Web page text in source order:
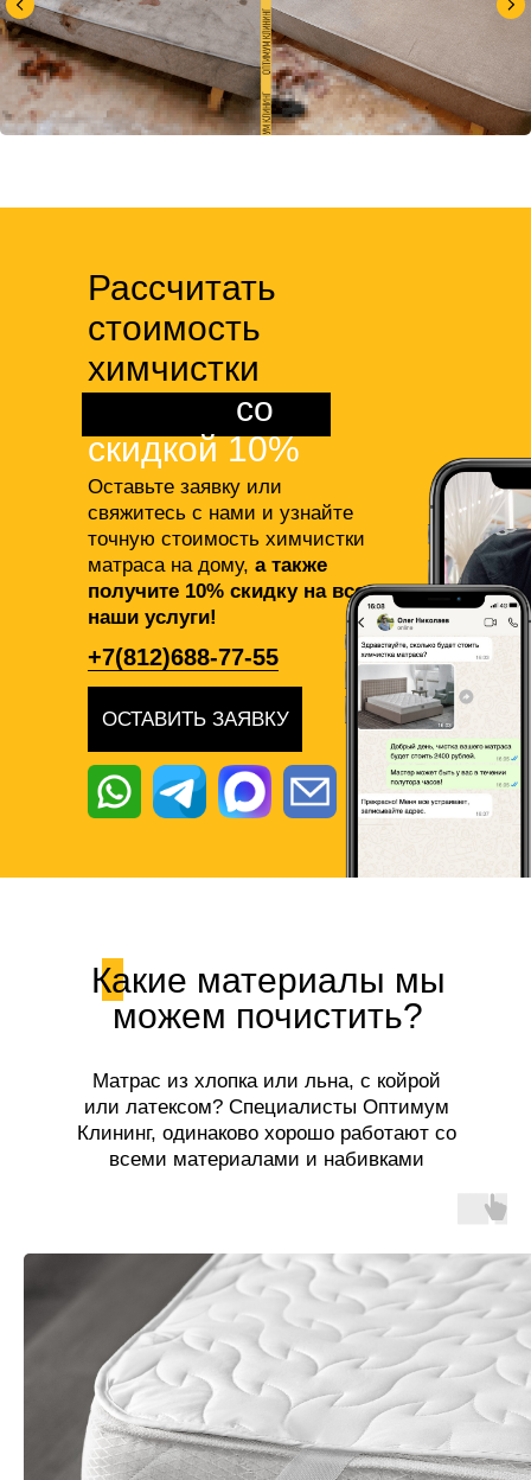
Оставьте заявку или
свяжитесь с нами и узнайте
точную стоимость химчистки
матраса на дому, а также
получите 10% скидку на все
наши услуги!
Рассчитать
стоимость
химчистки
со
скидкой 10%
ОСТАВИТЬ ЗАЯВКУ
+7(812)688-77-55
Какие материалы мы
можем почистить?
Матрас из хлопка или льна, с койрой
или латексом? Специалисты Оптимум
Клининг, одинаково хорошо работают со
всеми материалами и набивками